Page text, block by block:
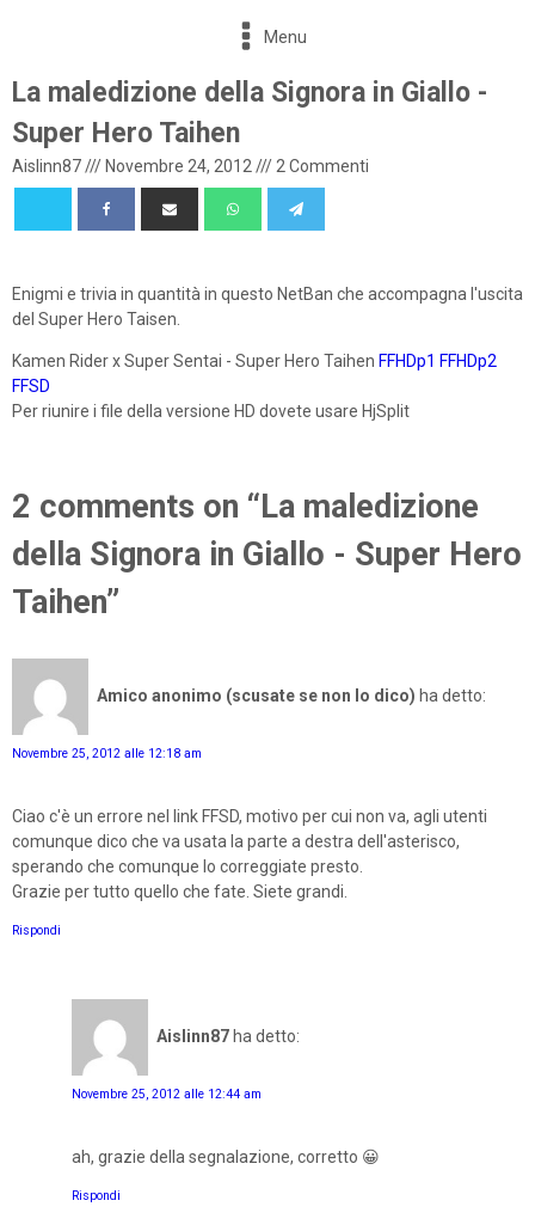
Menu
La maledizione della Signora in Giallo -
Super Hero Taihen
Aislinn87/// Novembre 24, 2012 /// 2 Commenti
Enigmi e trivia in quantità in questo NetBan che accompagna l'uscita
del Super Hero Taisen.
Kamen Rider x Super Sentai - Super Hero Taihen FFHDp1 FFHDp2
FFSD
Per riunire i file della versione HD dovete usare HjSplit
2 comments on “La maledizione
della Signora in Giallo - Super Hero
Taihen”
Amico anonimo (scusate se non lo dico) ha detto:
Novembre 25, 2012 alle 12:18 am
Ciao c'è un errore nel link FFSD, motivo per cui non va, agli utenti
comunque dico che va usata la parte a destra dell'asterisco,
sperando che comunque lo correggiate presto.
Grazie per tutto quello che fate. Siete grandi.
Rispondi
Aislinn87 ha detto:
Novembre 25, 2012 alle 12:44 am
ah, grazie della segnalazione, corretto 😀
Rispondi